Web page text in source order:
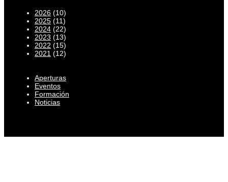
2026 (10)
2025 (11)
2024 (22)
2023 (13)
2022 (15)
2021 (12)
Aperturas
Eventos
Formación
Noticias